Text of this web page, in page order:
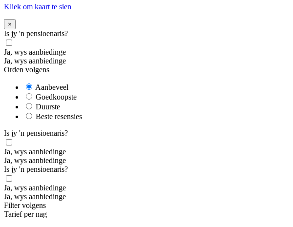
Kliek om kaart te sien
×
Is jy 'n pensioenaris?
Ja, wys aanbiedinge
Ja, wys aanbiedinge
Orden volgens
Aanbeveel
Goedkoopste
Duurste
Beste resensies
Is jy 'n pensioenaris?
Ja, wys aanbiedinge
Ja, wys aanbiedinge
Is jy 'n pensioenaris?
Ja, wys aanbiedinge
Ja, wys aanbiedinge
Filter volgens
Tarief per nag